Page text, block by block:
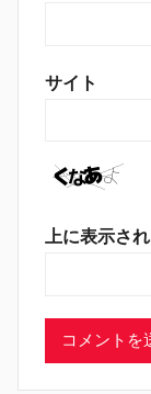
サイト
上に表示さ